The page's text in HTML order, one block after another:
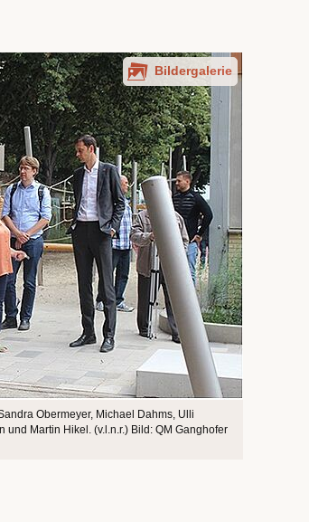
Obermeyer, Michael Dahms, Ulli
Martin Hikel. (v.l.n.r.) Bild: QM Ganghofer
Bildergalerie